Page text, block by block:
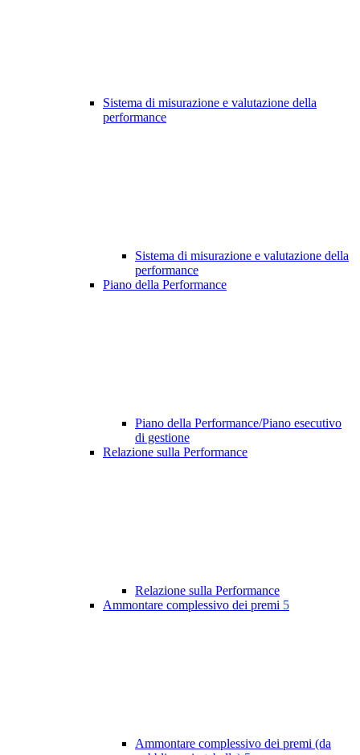
Sistema di misurazione e valutazione della
performance
Sistema di misurazione e valutazione della
performance
Piano della Performance
Piano della Performance/Piano esecutivo
di gestione
Relazione sulla Performance
Relazione sulla Performance
Ammontare complessivo dei premi 5
Ammontare complessivo dei premi (da